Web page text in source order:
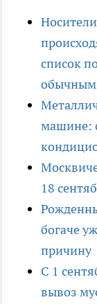
список
машине:
18
богаче
причину
С 1
вывоз